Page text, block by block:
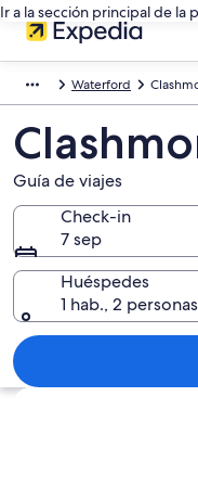
Ir a la sección principal de la
Waterford
Guía de viajes
Check-in
7 sep
Huéspedes
1 hab., 2 personas
Explorar mapa